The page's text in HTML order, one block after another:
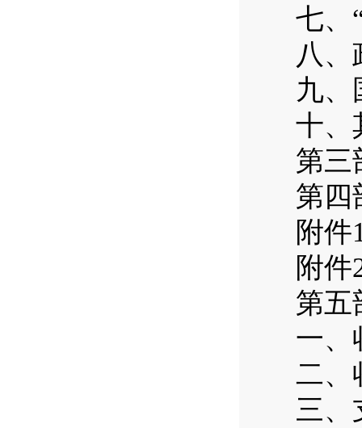
七、
八
九、
十、
第三
第四
附件
附件
第五
一、
二、
三、